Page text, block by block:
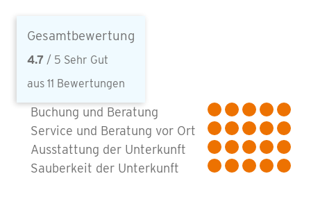
Gesamtbewertung
4.7 / 5 Sehr Gut
aus 11 Bewertungen
Buchung und Beratung
Service und Beratung vor Ort
Ausstattung der Unterkunft
Sauberkeit der Unterkunft